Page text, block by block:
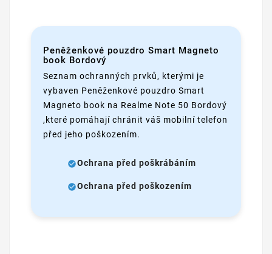
Peněženkové pouzdro Smart Magneto
book Bordový
Seznam ochranných prvků, kterými je
vybaven Peněženkové pouzdro Smart
Magneto book na Realme Note 50 Bordový
,které pomáhají chránit váš mobilní telefon
před jeho poškozením.
Ochrana před poškrábáním
Ochrana před poškozením